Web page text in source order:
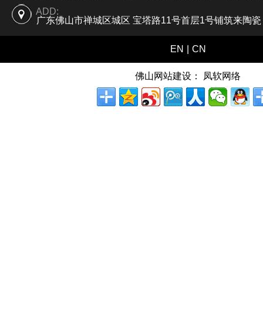
ADD:
广东佛山市禅城区城区 宝塔路11号首层1号铺筑来陶瓷
EN CN
佛山网站建设： 凤软网络